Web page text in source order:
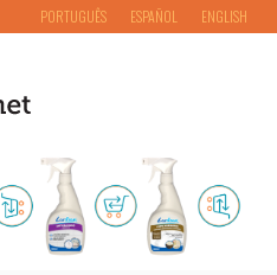
PORTUGUÊS ESPAÑOL ENGLISH